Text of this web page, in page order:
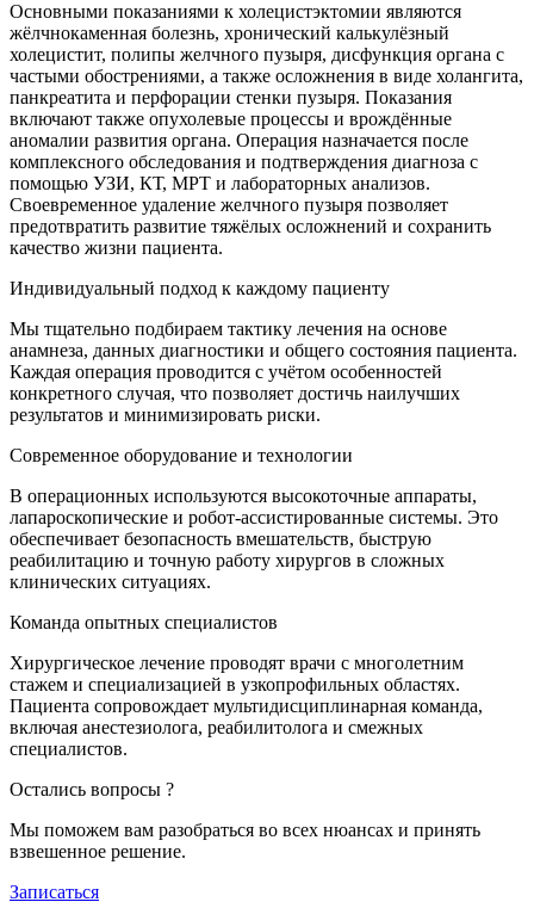
Основными показаниями к холецистэктомии являются
жёлчнокаменная болезнь, хронический калькулёзный
холецистит, полипы желчного пузыря, дисфункция органа с
частыми обострениями, а также осложнения в виде холангита,
панкреатита и перфорации стенки пузыря. Показания
включают также опухолевые процессы и врождённые
аномалии развития органа. Операция назначается после
комплексного обследования и подтверждения диагноза с
помощью УЗИ, КТ, МРТ и лабораторных анализов.
Своевременное удаление желчного пузыря позволяет
предотвратить развитие тяжёлых осложнений и сохранить
качество жизни пациента.
Индивидуальный подход к каждому пациенту
Мы тщательно подбираем тактику лечения на основе
анамнеза, данных диагностики и общего состояния пациента.
Каждая операция проводится с учётом особенностей
конкретного случая, что позволяет достичь наилучших
результатов и минимизировать риски.
Современное оборудование и технологии
В операционных используются высокоточные аппараты,
лапароскопические и робот-ассистированные системы. Это
обеспечивает безопасность вмешательств, быструю
реабилитацию и точную работу хирургов в сложных
клинических ситуациях.
Команда опытных специалистов
Хирургическое лечение проводят врачи с многолетним
стажем и специализацией в узкопрофильных областях.
Пациента сопровождает мультидисциплинарная команда,
включая анестезиолога, реабилитолога и смежных
специалистов.
Остались вопросы ?
Мы поможем вам разобраться во всех нюансах и принять
взвешенное решение.
Записаться